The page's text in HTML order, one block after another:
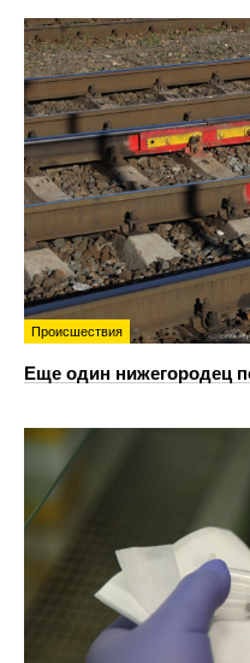
Происшествия
Еще один нижегородец